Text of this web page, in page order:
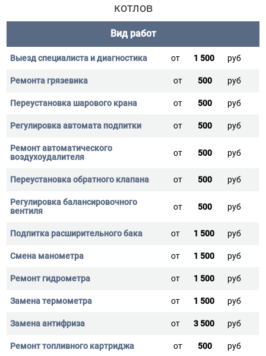
котлов
Вид работ
от 1 500 руб
от 500 руб
от 500 руб
от 500 руб
от 500 руб
от 500 руб
от 500 руб
от 1 500 руб
от 1 500 руб
от 1 500 руб
от 1 500 руб
от 3 500 руб
от 500 руб